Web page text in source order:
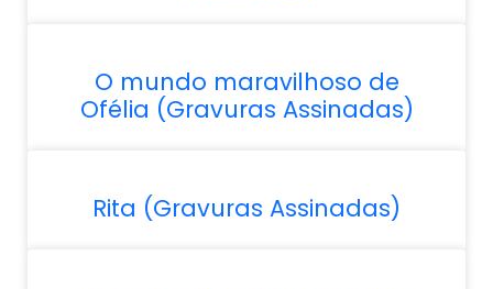
O mundo maravilhoso de
Ofélia (Gravuras Assinadas)
Rita (Gravuras Assinadas)